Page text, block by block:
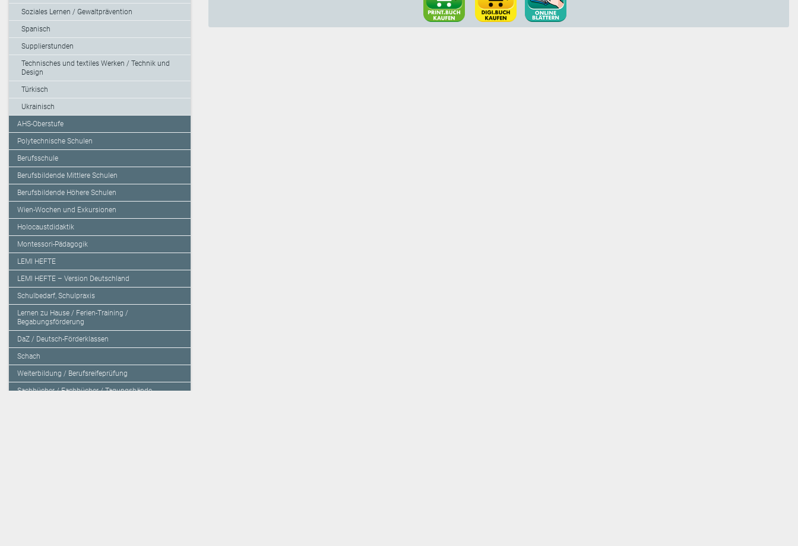
Soziales Lernen / Gewaltprävention
Spanisch
Supplierstunden
Technisches und textiles Werken / Technik und
Design
Türkisch
Ukrainisch
AHS-Oberstufe
Polytechnische Schulen
Berufsschule
Berufsbildende Mittlere Schulen
Berufsbildende Höhere Schulen
Wien-Wochen und Exkursionen
Holocaustdidaktik
Montessori-Pädagogik
LEMI HEFTE
LEMI HEFTE – Version Deutschland
Schulbedarf, Schulpraxis
Lernen zu Hause / Ferien-Training /
Begabungsförderung
DaZ / Deutsch-Förderklassen
Schach
Weiterbildung / Berufsreifeprüfung
Sachbücher / Fachbücher / Tagungsbände